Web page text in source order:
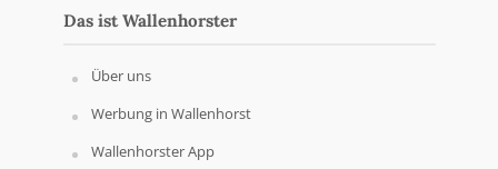
Das ist Wallenhorster
Über uns
Werbung in Wallenhorst
Wallenhorster App